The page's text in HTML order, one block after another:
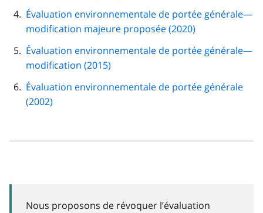
Évaluation environnementale de portée générale—
modification majeure proposée (2020)
Évaluation environnementale de portée générale—
modification (2015)
Évaluation environnementale de portée générale
(2002)
Nous proposons de révoquer l’évaluation